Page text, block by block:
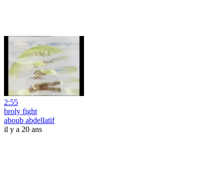
2:55
broly fight
aboub abdellatif
il y a 20 ans